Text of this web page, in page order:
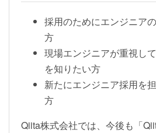
採用のためにエンジニア
方
現場エンジニアが重視し
を知りたい方
新たにエンジニア採用を
方
Qiita株式会社では、今後も「